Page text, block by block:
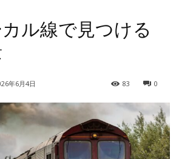
ル線で見つける
年6月4日 0
83